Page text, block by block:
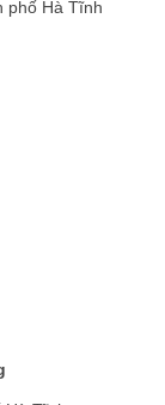
phố Hà Tĩnh